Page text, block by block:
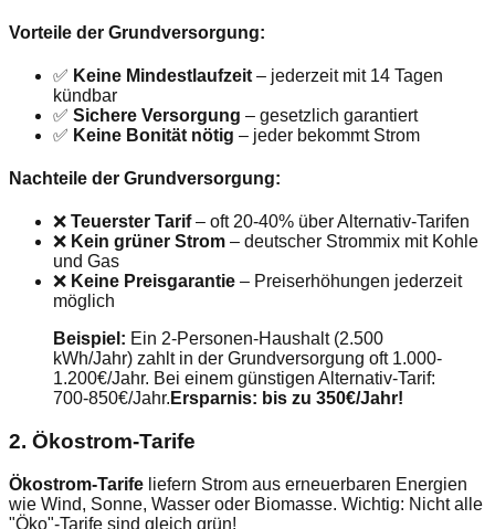
Vorteile der Grundversorgung:
✅ Keine Mindestlaufzeit – jederzeit mit 14 Tagen
kündbar
✅ Sichere Versorgung – gesetzlich garantiert
✅ Keine Bonität nötig – jeder bekommt Strom
Nachteile der Grundversorgung:
❌ Teuerster Tarif– oft 20-40% über Alternativ-Tarifen
❌ Kein grüner Strom – deutscher Strommix mit Kohle
und Gas
❌ Keine Preisgarantie – Preiserhöhungen jederzeit
möglich
Beispiel: Ein 2-Personen-Haushalt (2.500
kWh/Jahr) zahlt in der Grundversorgung oft 1.000-
1.200€/Jahr. Bei einem günstigen Alternativ-Tarif:
700-850€/Jahr. Ersparnis: bis zu 350€/Jahr!
2. Ökostrom-Tarife
Ökostrom-Tarife liefern Strom aus erneuerbaren Energien
wie Wind, Sonne, Wasser oder Biomasse. Wichtig: Nicht alle
"Öko"-Tarife sind gleich grün!